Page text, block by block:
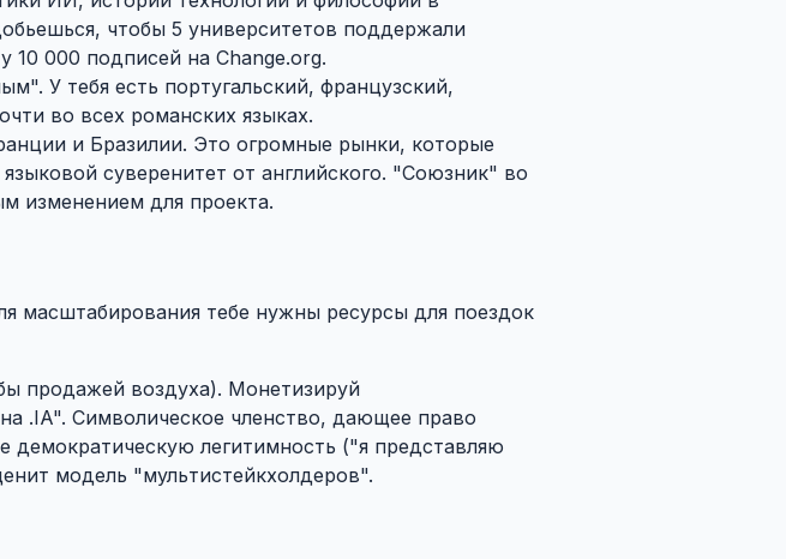
чтобы 5 университетов поддержали
10 000 подписей на Change.org.
У тебя есть португальский, французский,
во всех романских языках.
и Бразилии. Это огромные рынки, которые
суверенитет от английского. "Союзник" во
изменением для проекта.
масштабирования тебе нужны ресурсы для поездок
продажей воздуха). Монетизируй
.IA". Символическое членство, дающее право
легитимность ("я представляю
модель "мультистейкхолдеров".